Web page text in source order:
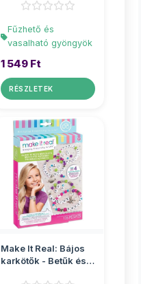
Fűzhető és
vasalható gyöngyök
1 549 Ft
RÉSZLETEK
Make It Real: Bájos
karkötők - Betűk és